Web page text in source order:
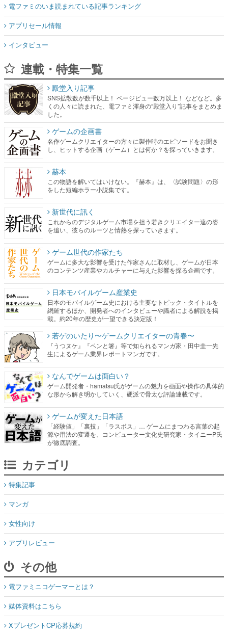
電ファミのいま読まれている記事ランキング
アプリセール情報
インタビュー
連載・特集一覧
殿堂入り記事
SNS拡散数が数千以上！ ページビュー数万以上！ などなど。多
くの人々に読まれた、電ファミ渾身の“殿堂入り”記事をまとめま
した。
ゲームの企画書
名作ゲームクリエイターの方々に製作時のエピソードをお聞き
し、ヒットする企画（ゲーム）とは何か？を探っていきます。
赫本
この物語を解いてはいけない。『赫本』は、〈試験問題〉の形
をした短編ホラー小説集です。
新世代に訊く
これからのデジタルゲーム市場を担う若きクリエイター達の姿
を追い、彼らのルーツと情熱を探っていきます。
ゲーム世代の作家たち
ゲームに多大な影響を受けた作家さんに取材し、ゲームが日本
のコンテンツ産業やカルチャーに与えた影響を探る企画です。
日本モバイルゲーム産業史
日本のモバイルゲーム史における主要なトピック・タイトルを
網羅するほか、開発者へのインタビューや識者による解説を掲
載。約20年の歴史が一望できる決定版！
若ゲのいたり〜ゲームクリエイターの青春〜
『うつヌケ』『ペンと箸』等で知られるマンガ家・田中圭一先
生によるゲーム業界レポートマンガです。
なんでゲームは面白い？
ゲーム開発者・hamatsu氏がゲームの魅力を画面や操作の具体的
な形から解き明かしていく、硬派で骨太な評論連載です。
ゲームが変えた日本語
「経験値」「裏技」「ラスボス」… ゲームにまつわる言葉の起
源や用法の変遷を、コンピューター文化史研究家・タイニーP氏
が徹底調査。
カテゴリ
特集記事
マンガ
女性向け
アプリレビュー
その他
電ファミニコゲーマーとは？
媒体資料はこちら
XプレゼントCP応募規約